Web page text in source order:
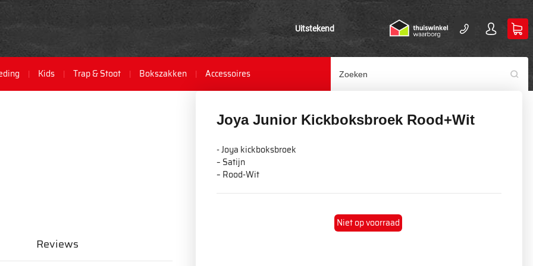
Uitstekend
Kids Trap & Stoot Bokszakken Accessoires
Joya Junior Kickboksbroek Rood+Wit
- Joya kickboksbroek
– Satijn
– Rood-Wit
Niet op voorraad
Reviews